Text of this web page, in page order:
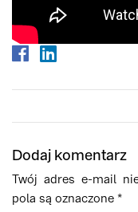
Dodaj komentarz
Twój adres e-mail
pola są oznaczone *